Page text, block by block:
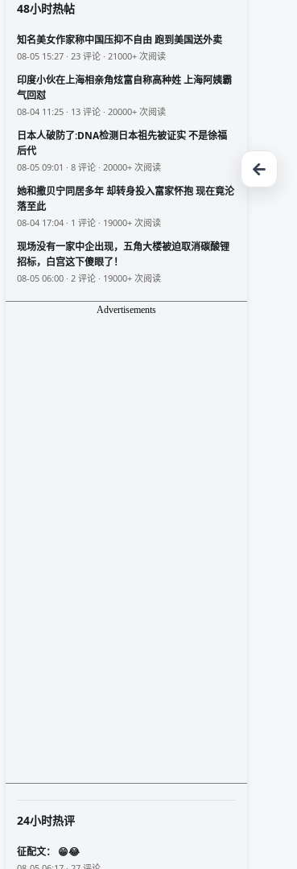
48小时热帖
知名美女作家称中国压抑不自由 跑到美国送外卖
08-05 15:27 · 23 评论 · 21000+ 次阅读
印度小伙在上海相亲角炫富自称高种姓 上海阿姨霸
气回怼
08-04 11:25 · 13 评论 · 20000+ 次阅读
日本人破防了:DNA检测日本祖先被证实 不是徐福
后代
08-05 09:01 · 8 评论 · 20000+ 次阅读
她和撒贝宁同居多年 却转身投入富家怀抱 现在竟沦
落至此
08-04 17:04 · 1 评论 · 19000+ 次阅读
现场没有一家中企出现，五角大楼被迫取消碳酸锂
招标，白宫这下傻眼了！
08-05 06:00 · 2 评论 · 19000+ 次阅读
Advertisements
24小时热评
征配文： 😁😂